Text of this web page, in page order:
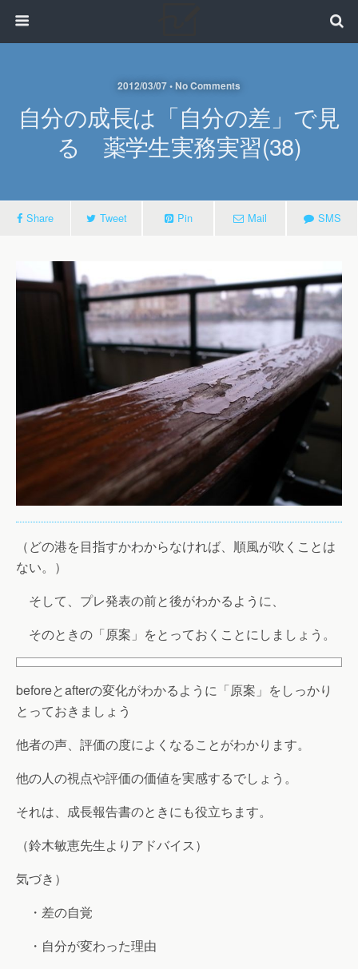
2012/03/07 • No Comments
自分の成長は「自分の差」で見
る 薬学生実務実習(38)
Share Tweet Pin Mail SMS
（どの港を目指すかわからなければ、順風が吹くことは
ない。）
そして、プレ発表の前と後がわかるように、
そのときの「原案」をとっておくことにしましょう。
beforeとafterの変化がわかるように「原案」をしっかり
とっておきましょう
他者の声、評価の度によくなることがわかります。
他の人の視点や評価の価値を実感するでしょう。
それは、成長報告書のときにも役立ちます。
（鈴木敏恵先生よりアドバイス）
気づき）
・差の自覚
・自分が変わった理由